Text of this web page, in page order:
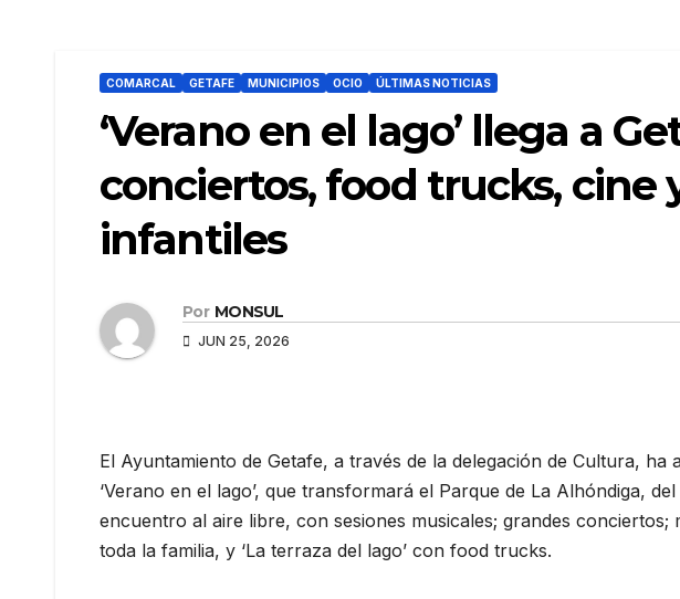
COMARCAL GETAFE MUNICIPIOS OCIO ÚLTIMAS NOTICIAS
‘Verano en el lago’ llega a
conciertos, food trucks, cine
infantiles
Por MONSUL
JUN 25, 2026
El Ayuntamiento de Getafe, a través de la delegación de Cultura, ha
‘Verano en el lago’, que transformará el Parque de La Alhóndiga,
encuentro al aire libre, con sesiones musicales; grandes conciertos;
toda la familia, y ‘La terraza del lago’ con food trucks.